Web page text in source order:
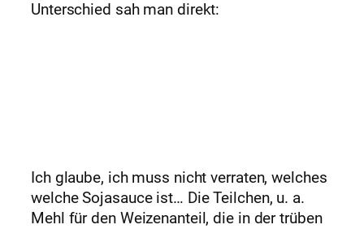
Unterschied sah man direkt:
Ich glaube, ich muss nicht verraten, welches
welche Sojasauce ist… Die Teilchen, u. a.
Mehl für den Weizenanteil, die in der trüben